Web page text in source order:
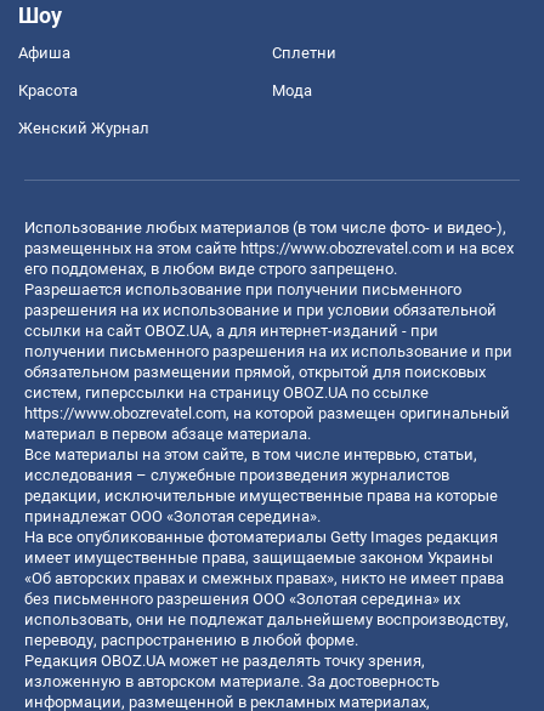
Шоу
Афиша Сплетни
Красота Мода
Женский Журнал
Использование любых материалов (в том числе фото- и видео-),
размещенных на этом сайте https://www.obozrevatel.com и на всех
его поддоменах, в любом виде строго запрещено.
Разрешается использование при получении письменного
разрешения на их использование и при условии обязательной
ссылки на сайт OBOZ.UA, а для интернет-изданий - при
получении письменного разрешения на их использование и при
обязательном размещении прямой, открытой для поисковых
систем, гиперссылки на страницу OBOZ.UA по ссылке
https://www.obozrevatel.com, на которой размещен оригинальный
материал в первом абзаце материала.
Все материалы на этом сайте, в том числе интервью, статьи,
исследования – служебные произведения журналистов
редакции, исключительные имущественные права на которые
принадлежат ООО «Золотая середина».
На все опубликованные фотоматериалы Getty Images редакция
имеет имущественные права, защищаемые законом Украины
«Об авторских правах и смежных правах», никто не имеет права
без письменного разрешения ООО «Золотая середина» их
использовать, они не подлежат дальнейшему воспроизводству,
переводу, распространению в любой форме.
Редакция OBOZ.UA может не разделять точку зрения,
изложенную в авторском материале. За достоверность
информации, размещенной в рекламных материалах,